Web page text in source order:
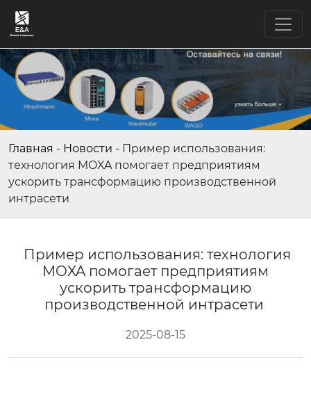
Главная - Новости - Пример использования:
технология MOXA помогает предприятиям
ускорить трансформацию производственной
интрасети
Пример использования: технология
MOXA помогает предприятиям
ускорить трансформацию
производственной интрасети
2025-08-15